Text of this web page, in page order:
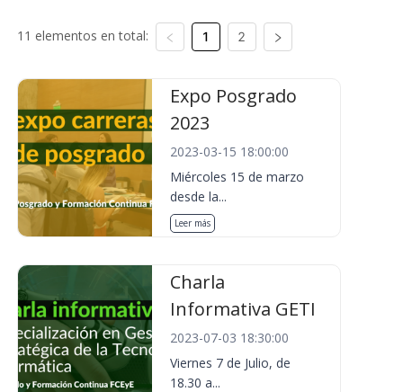
11 elementos en total: 1 2
Expo Posgrado
2023
2023-03-15 18:00:00
Miércoles 15 de marzo
desde la...
Leer más
Charla
Informativa GETI
2023-07-03 18:30:00
Viernes 7 de Julio, de
18.30 a...